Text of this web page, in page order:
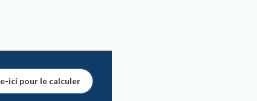
ici pour le calculer